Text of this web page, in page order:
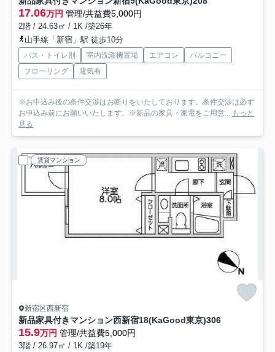
17.06万円 管理/共益費5,000円
2階 / 24.63㎡ / 1K /築26年
山手線「新宿」駅 徒歩10分
バス・トイレ別 室内洗濯機置場 エアコン
バルコニー
フローリング
電気有
※お申込み後の条件交渉はお断りをいたしております。条件交渉は必ず
お申込み前にお願いいたします。※新品の家具・家電をご用意... もっと
見る
賃貸マンション
新宿区西新宿
新品家具付きマンション西新宿18(KaGood東京)306
15.9万円 管理/共益費5,000円
3階 / 26.97㎡ / 1K /築19年